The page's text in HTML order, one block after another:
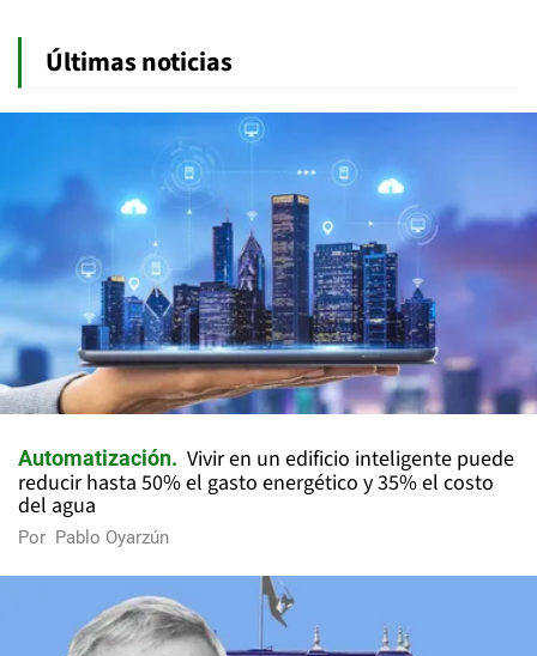
Últimas noticias
Automatización
Vivir en un edificio inteligente puede
reducir hasta 50% el gasto energético y 35% el costo
del agua
Por Pablo Oyarzún